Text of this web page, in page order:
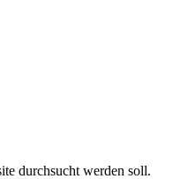
durchsucht werden soll.